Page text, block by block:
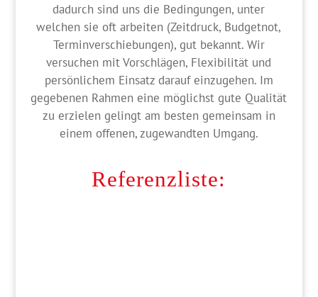
dadurch sind uns die Bedingungen, unter
welchen sie oft arbeiten (Zeitdruck, Budgetnot,
Terminverschiebungen), gut bekannt. Wir
versuchen mit Vorschlägen, Flexibilität und
persönlichem Einsatz darauf einzugehen. Im
gegebenen Rahmen eine möglichst gute Qualität
zu erzielen gelingt am besten gemeinsam in
einem offenen, zugewandten Umgang.
Referenzliste: